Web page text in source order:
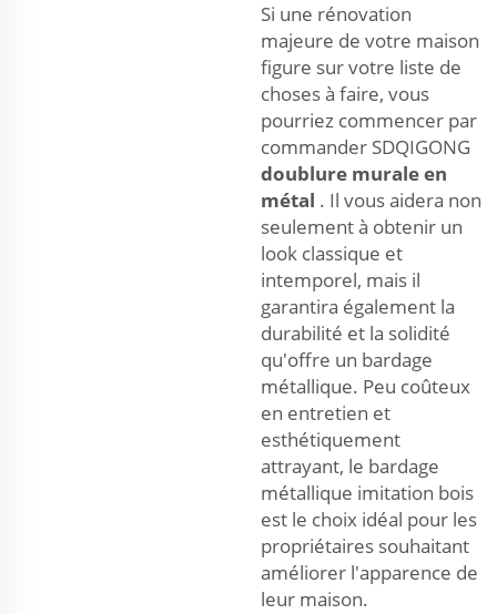
Si une rénovation
majeure de votre maison
figure sur votre liste de
choses à faire, vous
pourriez commencer par
commander SDQIGONG
doublure murale en
métal . Il vous aidera non
seulement à obtenir un
look classique et
intemporel, mais il
garantira également la
durabilité et la solidité
qu'offre un bardage
métallique. Peu coûteux
en entretien et
esthétiquement
attrayant, le bardage
métallique imitation bois
est le choix idéal pour les
propriétaires souhaitant
améliorer l'apparence de
leur maison.